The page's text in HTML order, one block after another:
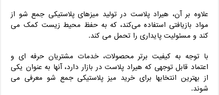
علاوه بر آن، هیراد پلاست در تولید میزهای پلاستیکی جمع شو از
مواد بازیافتی استفاده می‌کند، که به حفظ محیط زیست کمک می‌
کند و مسئولیت پایداری را تحمل می‌ کند.
با توجه به کیفیت برتر محصولات، خدمات مشتریان حرفه‌ ای و
اعتماد قابل توجهی که هیراد پلاست در بازار دارد، آنها به عنوان یکی
از بهترین انتخابها برای خرید میز پلاستیکی جمع شو معرفی می‌
شوند.